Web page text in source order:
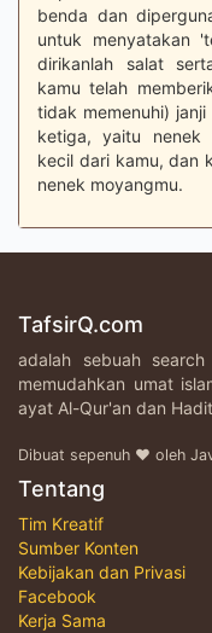
benda dan
untuk menyatakan
dirikanlah salat
kamu telah
tidak memenuhi)
ketiga, yaitu nenek
kecil dari kamu, dan
nenek moyangmu.
TafsirQ.com
adalah sebuah
memudahkan umat
ayat Al-Qur'an dan
Dibuat sepenuh ♥ oleh
Tentang
Tim Kreatif
Sumber Konten
Kebijakan dan Privasi
Facebook
Kerja Sama